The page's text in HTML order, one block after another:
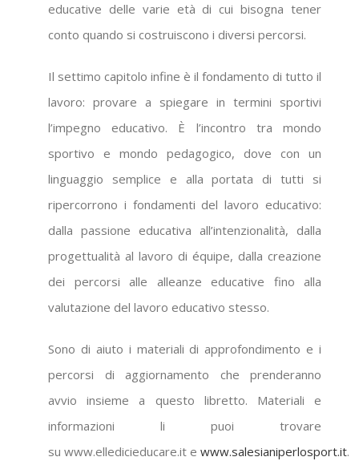
educative delle varie età di cui bisogna tener
conto quando si costruiscono i diversi percorsi.
Il settimo capitolo infine è il fondamento di tutto il
lavoro: provare a spiegare in termini sportivi
l’impegno educativo. È l’incontro tra mondo
sportivo e mondo pedagogico, dove con un
linguaggio semplice e alla portata di tutti si
ripercorrono i fondamenti del lavoro educativo:
dalla passione educativa all’intenzionalità, dalla
progettualità al lavoro di équipe, dalla creazione
dei percorsi alle alleanze educative fino alla
valutazione del lavoro educativo stesso.
Sono di aiuto i materiali di approfondimento e i
percorsi di aggiornamento che prenderanno
avvio insieme a questo libretto. Materiali e
informazioni li puoi trovare
su www.elledicieducare.it e www.salesianiperlosport.it.